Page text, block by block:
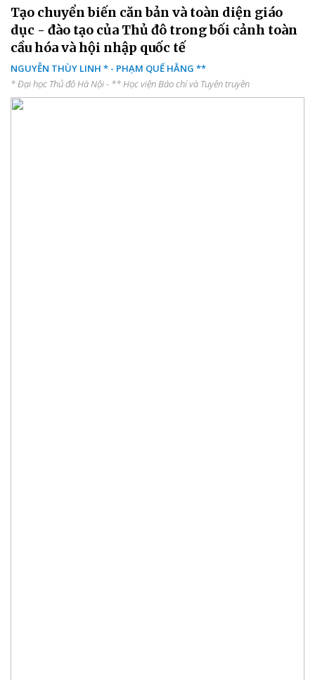
Tạo chuyển biến căn bản và toàn diện giáo
dục - đào tạo của Thủ đô trong bối cảnh toàn
cầu hóa và hội nhập quốc tế
NGUYỄN THÙY LINH * - PHẠM QUẾ HẰNG **
* Đại học Thủ đô Hà Nội - ** Học viện Báo chí và Tuyên truyền